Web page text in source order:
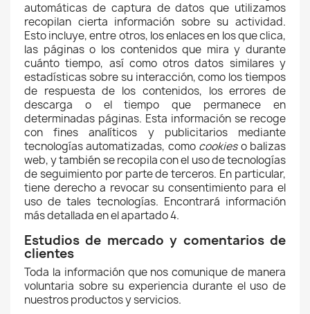
automáticas de captura de datos que utilizamos
recopilan cierta información sobre su actividad.
Esto incluye, entre otros, los enlaces en los que clica,
las páginas o los contenidos que mira y durante
cuánto tiempo, así como otros datos similares y
estadísticas sobre su interacción, como los tiempos
de respuesta de los contenidos, los errores de
descarga o el tiempo que permanece en
determinadas páginas. Esta información se recoge
con fines analíticos y publicitarios mediante
tecnologías automatizadas, como cookieso balizas
web, y también se recopila con el uso de tecnologías
de seguimiento por parte de terceros. En particular,
tiene derecho a revocar su consentimiento para el
uso de tales tecnologías. Encontrará información
más detallada en el apartado 4.
Estudios de mercado y comentarios de
clientes
Toda la información que nos comunique de manera
voluntaria sobre su experiencia durante el uso de
nuestros productos y servicios.